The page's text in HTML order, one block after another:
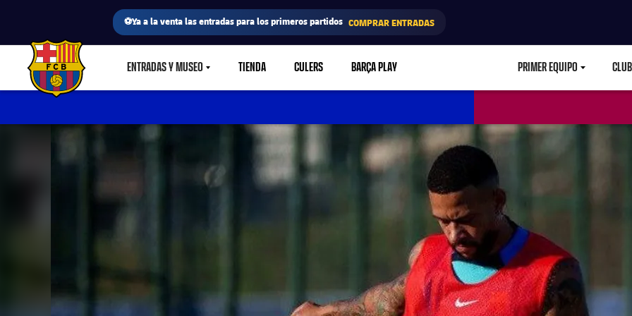
⚽Ya a la venta las entradas para los primeros partidos COMPRAR ENTRADAS
FC Barcelona club badge ENTRADAS Y MUSEOLABEL.SHARE.CARETDOWN
TIENDA CULERS BARÇA PLAY PRIMER EQUIPO CLUB